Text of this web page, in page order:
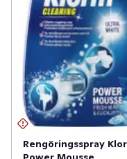
Rengöringsspray